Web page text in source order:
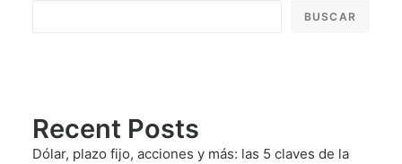
BUSCAR
Recent Posts
Dólar, plazo fijo, acciones y más: las 5 claves de la